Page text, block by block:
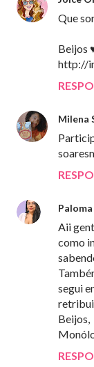
Que
Beijos
http://
Milena
Aii
como
segui
Beijos,